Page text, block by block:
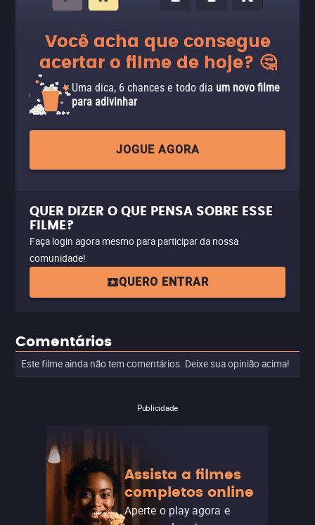
Você acha que consegue
acertar o filme de hoje? 🤔
Uma dica, 6 chances e todo dia um novo filme
para adivinhar
JOGUE AGORA
QUER DIZER O QUE PENSA SOBRE ESSE
FILME?
Faça login agora mesmo para participar da nossa
comunidade!
QUERO ENTRAR
Comentários
Este filme ainda não tem comentários. Deixe sua opinião acima!
Publicidade
Assista a filmes
completos online
Aperte o play agora e